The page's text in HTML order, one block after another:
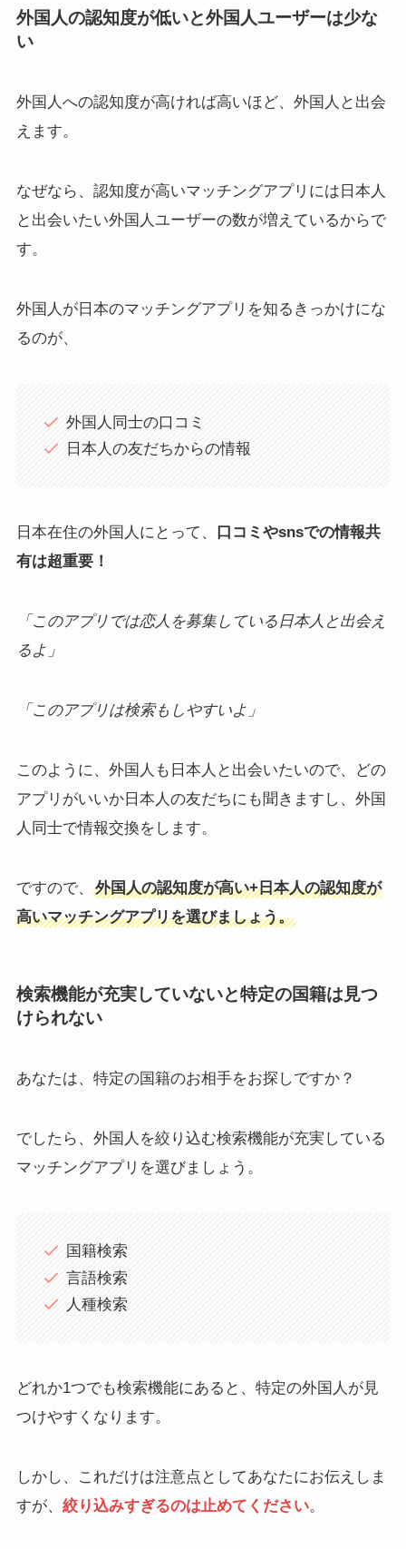
外国人の認知度が低いと外国人ユーザーは少な
い
外国人への認知度が高ければ高いほど、外国人と出会
えます。
なぜなら、認知度が高いマッチングアプリには日本人
と出会いたい外国人ユーザーの数が増えているからで
す。
外国人が日本のマッチングアプリを知るきっかけにな
るのが、
外国人同士の口コミ
日本人の友だちからの情報
日本在住の外国人にとって、
口コミやsnsでの情報共
有は超重要！
「このアプリでは恋人を募集している日本人と出会え
るよ」
「このアプリは検索もしやすいよ」
このように、外国人も日本人と出会いたいので、どの
アプリがいいか日本人の友だちにも聞きますし、外国
人同士で情報交換をします。
ですので、
外国人の認知度が高い+日本人の認知度が
高いマッチングアプリを選びましょう。
検索機能が充実していないと特定の国籍は見つ
けられない
あなたは、特定の国籍のお相手をお探しですか？
でしたら、外国人を絞り込む検索機能が充実している
マッチングアプリを選びましょう。
国籍検索
言語検索
人種検索
どれか1つでも検索機能にあると、特定の外国人が見
つけやすくなります。
しかし、これだけは注意点としてあなたにお伝えしま
すが、 絞り込みすぎるのは止めてください。